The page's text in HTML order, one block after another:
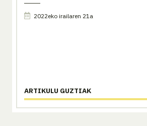
2022eko irailaren 21a
ARTIKULU GUZTIAK